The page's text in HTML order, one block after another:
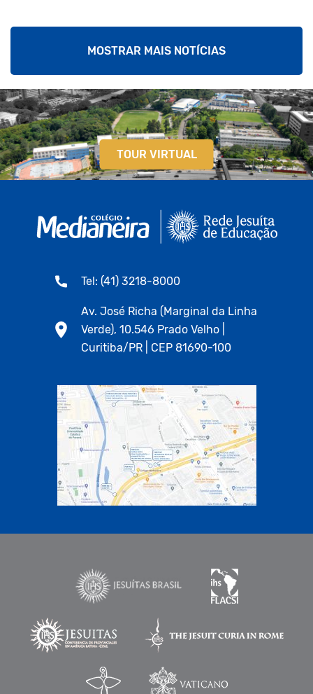
MOSTRAR MAIS NOTÍCIAS
TOUR VIRTUAL
Tel: (41) 3218-8000
Av. José Richa (Marginal da Linha
Verde), 10.546 Prado Velho |
Curitiba/PR | CEP 81690-100